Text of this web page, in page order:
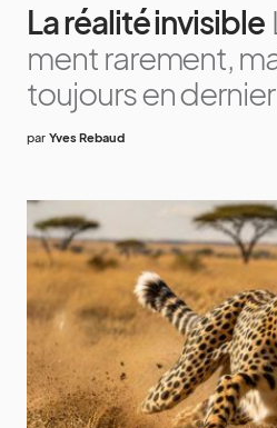
La réalité invisible
ment rarement,
toujours en dernier
par Yves Rebaud